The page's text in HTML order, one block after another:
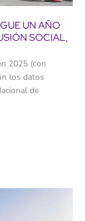
UN AÑO
SOCIAL,
2025 (con
los datos
de